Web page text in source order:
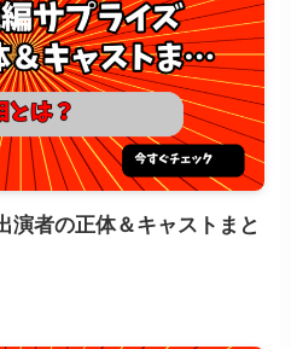
演者の正体＆キャストまと